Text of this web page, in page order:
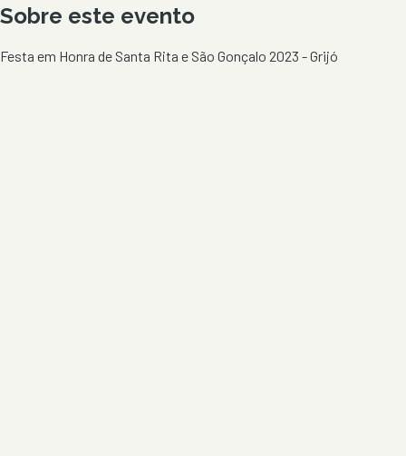
Sobre este evento
Festa em Honra de Santa Rita e São Gonçalo 2023 - Grijó